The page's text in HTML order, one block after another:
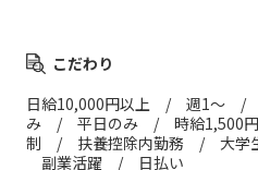
こだわり
日給10,000円以上 / 週1～ /
み / 平日のみ / 時給1,500
制 / 扶養控除内勤務 / 大学
副業活躍 / 日払い